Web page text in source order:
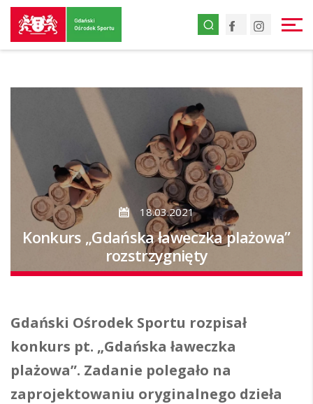
treści
Przejdź
do
strony
Facebook
18.03.2021
Konkurs „Gdańska ławeczka plażowa”
rozstrzygnięty
Gdański Ośrodek Sportu rozpisał
konkurs pt. „Gdańska ławeczka
plażowa”. Zadanie polegało na
zaprojektowaniu oryginalnego dzieła